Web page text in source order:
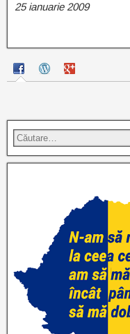
25 ianuarie 2009